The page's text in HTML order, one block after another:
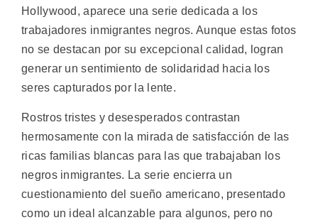
Hollywood, aparece una serie dedicada a los
trabajadores inmigrantes negros. Aunque estas fotos
no se destacan por su excepcional calidad, logran
generar un sentimiento de solidaridad hacia los
seres capturados por la lente.
Rostros tristes y desesperados contrastan
hermosamente con la mirada de satisfacción de las
ricas familias blancas para las que trabajaban los
negros inmigrantes. La serie encierra un
cuestionamiento del sueño americano, presentado
como un ideal alcanzable para algunos, pero no